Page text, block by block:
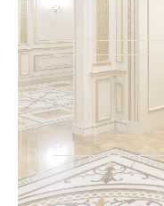
Категория
проекта